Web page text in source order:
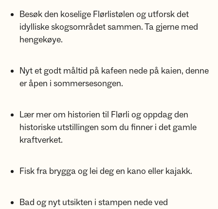
Besøk den koselige Flørlistølen og utforsk det
idylliske skogsområdet sammen. Ta gjerne med
hengekøye.
Nyt et godt måltid på kafeen nede på kaien, denne
er åpen i sommersesongen.
Lær mer om historien til Flørli og oppdag den
historiske utstillingen som du finner i det gamle
kraftverket.
Fisk fra brygga og lei deg en kano eller kajakk.
Bad og nyt utsikten i stampen nede ved